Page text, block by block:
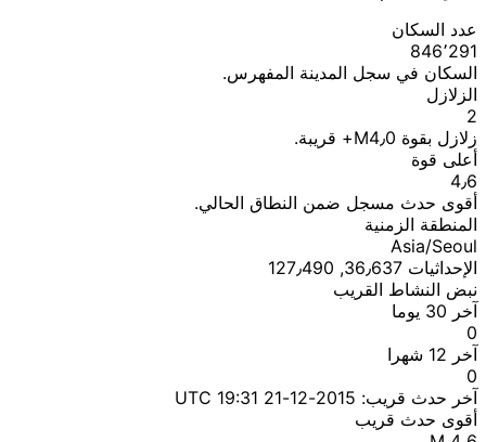
عدد السكان
846٬291
السكان في سجل المدينة المفهرس.
الزلازل
2
زلازل بقوة M4٫0+ قريبة.
أعلى قوة
4٫6
أقوى حدث مسجل ضمن النطاق الحالي.
المنطقة الزمنية
Asia/Seoul
الإحداثيات 36٫637, 127٫490
نبض النشاط القريب
آخر 30 يوما
0
آخر 12 شهرا
0
آخر حدث قريب: 2015-12-21 19:31 UTC
أقوى حدث قريب